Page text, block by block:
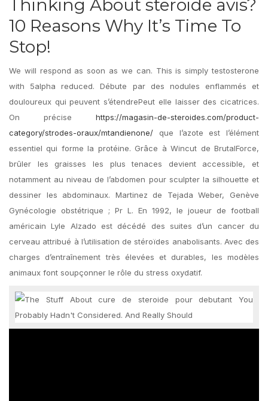
Thinking About steroide avis?
10 Reasons Why It’s Time To
Stop!
We will respond as soon as we can. This is simply testosterone
with 5alpha reduced. Débute par des nodules enflammés et
douloureux qui peuvent s’étendrePeut elle laisser des cicatrices.
On précise https://magasin-de-steroides.com/product-
category/strodes-oraux/mtandienone/ que l’azote est l’élément
essentiel qui forme la protéine. Grâce à Wincut de BrutalForce,
brûler les graisses les plus tenaces devient accessible, et
notamment au niveau de l’abdomen pour sculpter la silhouette et
dessiner les abdominaux. Martinez de Tejada Weber, Genève
Gynécologie obstétrique ; Pr L. En 1992, le joueur de football
américain Lyle Alzado est décédé des suites d’un cancer du
cerveau attribué à l’utilisation de stéroïdes anabolisants. Avec des
charges d’entraînement très élevées et durables, les modèles
animaux font soupçonner le rôle du stress oxydatif.